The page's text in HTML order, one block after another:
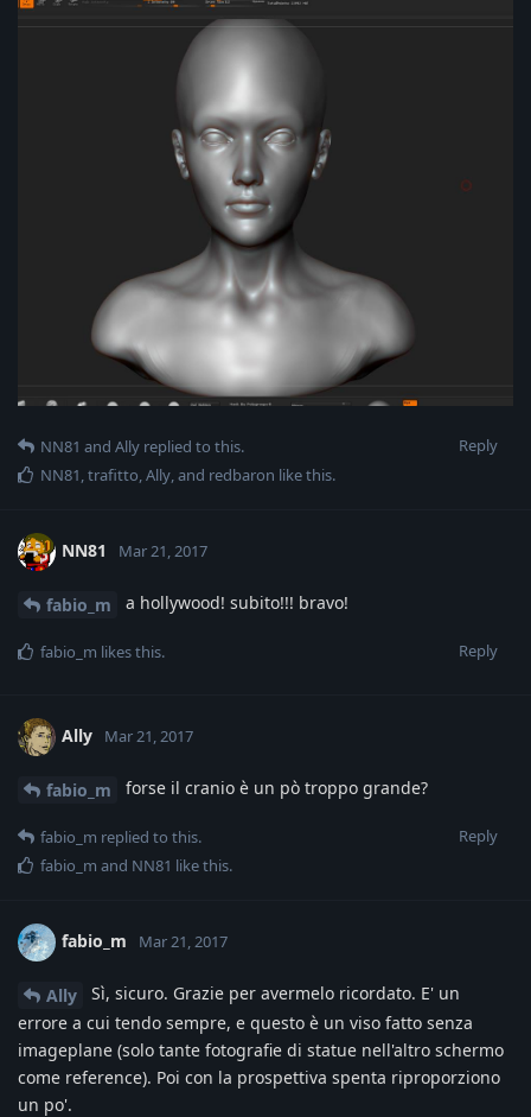
Reply
NN81 and Ally replied to this.
NN81,trafitto,Ally, and redbaron like this.
NN81 Mar 21, 2017
fabio_m a hollywood! subito!!! bravo!
Reply
fabio_m likes this.
Ally Mar 21, 2017
fabio_m forse il cranio è un pò troppo grande?
Reply
fabio_m replied to this.
fabio_m and NN81 like this.
fabio_m Mar 21, 2017
Ally
Sì, sicuro. Grazie per avermelo ricordato. E' un
errore a cui tendo sempre, e questo è un viso fatto senza
imageplane (solo tante fotografie di statue nell'altro schermo
come reference). Poi con la prospettiva spenta riproporziono
un po'.